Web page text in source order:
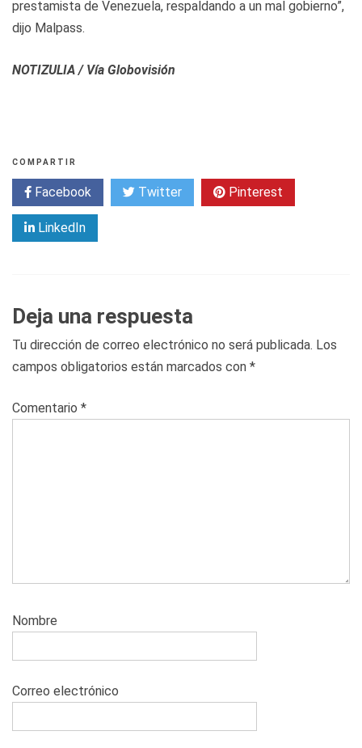
prestamista de Venezuela, respaldando a un mal gobierno”,
dijo Malpass.
NOTIZULIA / Vía Globovisión
COMPARTIR
Facebook Twitter Pinterest
LinkedIn
Deja una respuesta
Tu dirección de correo electrónico no será publicada. Los
campos obligatorios están marcados con *
Comentario *
Nombre
Correo electrónico